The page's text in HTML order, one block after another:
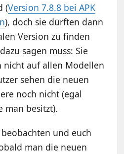
(Version 7.8.8 bei APK
), doch sie dürften dann
Version zu finden
sagen muss: Sie
nicht auf allen Modellen
sehen die neuen
noch nicht (egal
man besitzt).
und euch
man die neuen